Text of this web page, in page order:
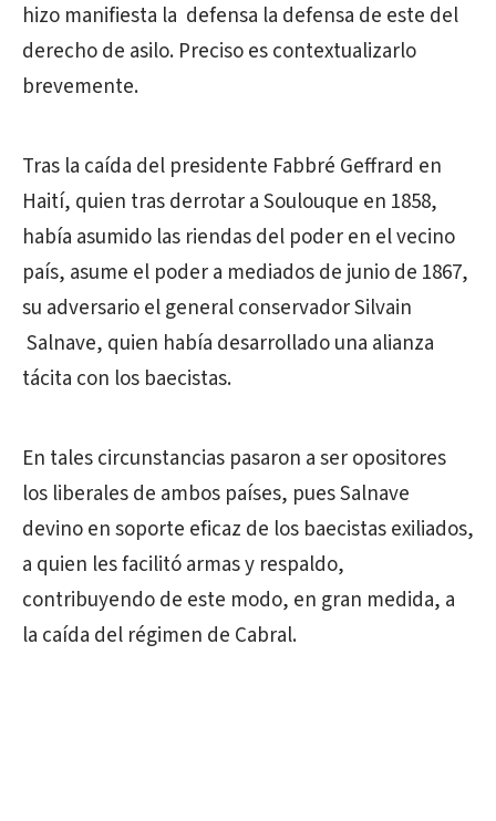
hizo manifiesta la defensa la defensa de este del
derecho de asilo. Preciso es contextualizarlo
brevemente.
Tras la caída del presidente Fabbré Geffrard en
Haití, quien tras derrotar a Soulouque en 1858,
había asumido las riendas del poder en el vecino
país, asume el poder a mediados de junio de 1867,
su adversario el general conservador Silvain
Salnave, quien había desarrollado una alianza
tácita con los baecistas.
En tales circunstancias pasaron a ser opositores
los liberales de ambos países, pues Salnave
devino en soporte eficaz de los baecistas exiliados,
a quien les facilitó armas y respaldo,
contribuyendo de este modo, en gran medida, a
la caída del régimen de Cabral.